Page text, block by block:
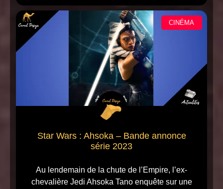
CINÉMA
Star Wars : Ahsoka – Bande annonce
série 2023
Au lendemain de la chute de l’Empire, l’ex-
chevalière Jedi Ahsoka Tano enquête sur une